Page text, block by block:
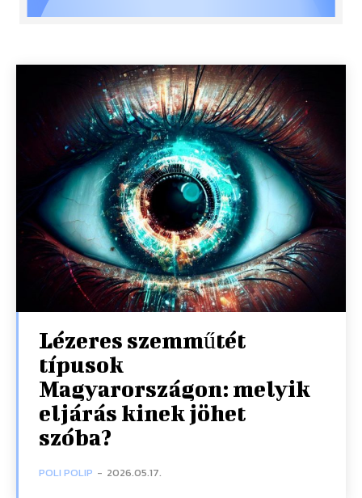
Lézeres szemműtét
típusok
Magyarországon: melyik
eljárás kinek jöhet
szóba?
POLI POLIP - 2026.05.17.